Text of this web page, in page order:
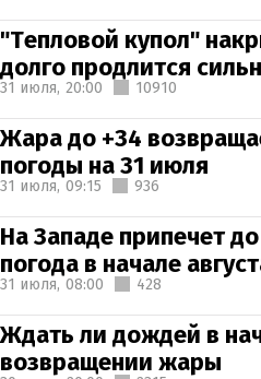
"Тепловой купол"
долго продлится
31 июля, 20:00 10910
Жара до +34
погоды на 31 июля
31 июля, 09:15 936
На Западе припечет
погода в начале
31 июля, 08:00 428
Ждать ли дождей в
возвращении жары